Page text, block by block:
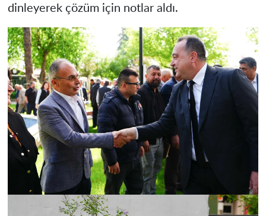
dinleyerek çözüm için notlar aldı.